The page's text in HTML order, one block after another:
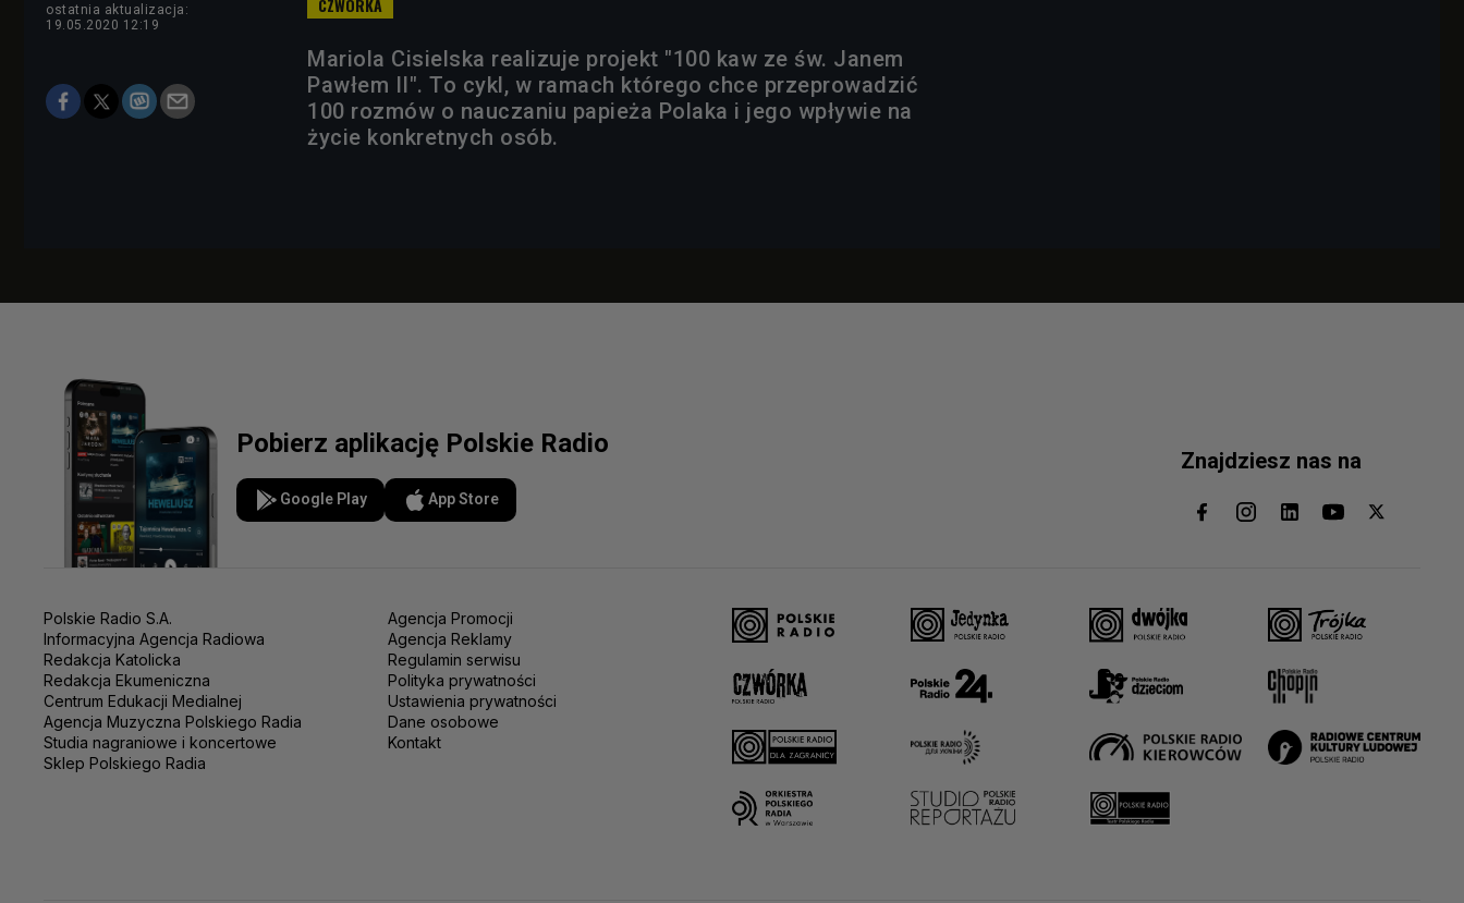
ostatnia aktualizacja:
19.05.2020 12:19
Mariola Cisielska realizuje projekt "100 kaw ze św. Janem
Pawłem II". To cykl, w ramach którego chce przeprowadzić
100 rozmów o nauczaniu papieża Polaka i jego wpływie na
życie konkretnych osób.
Pobierz aplikację Polskie Radio
Google Play App Store
Znajdziesz nas na
Polskie Radio S.A.
Informacyjna Agencja Radiowa
Redakcja Katolicka
Redakcja Ekumeniczna
Centrum Edukacji Medialnej
Agencja Muzyczna Polskiego Radia
Studia nagraniowe i koncertowe
Sklep Polskiego Radia
Agencja Promocji
Agencja Reklamy
Regulamin serwisu
Polityka prywatności
Ustawienia prywatności
Dane osobowe
Kontakt